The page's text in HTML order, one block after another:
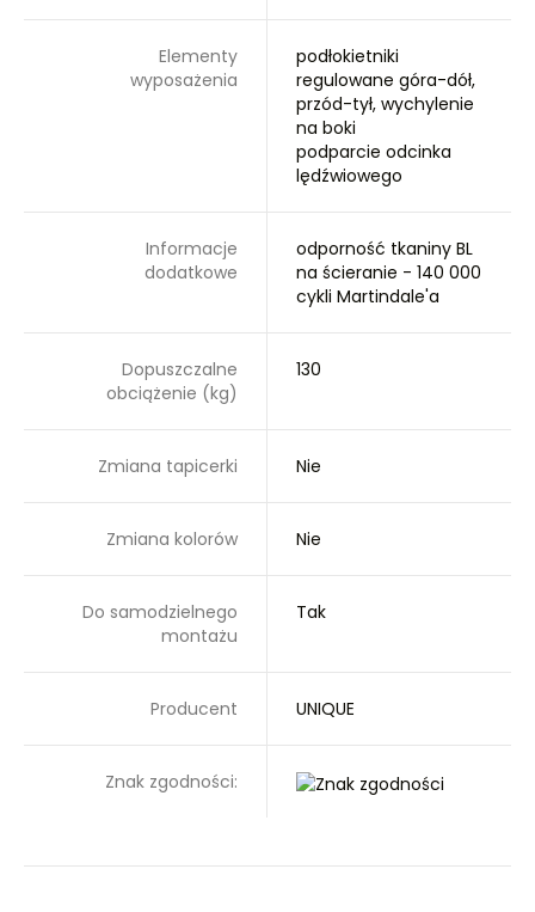
Elementy
wyposażenia
podłokietniki
regulowane góra-dół,
przód-tył, wychylenie
na boki
podparcie odcinka
lędźwiowego
Informacje
dodatkowe
odporność tkaniny BL
na ścieranie - 140 000
cykli Martindale'a
Dopuszczalne
obciążenie (kg)
130
Zmiana tapicerki Nie
Zmiana kolorów Nie
Do samodzielnego
montażu
Tak
Producent UNIQUE
Znak zgodności: